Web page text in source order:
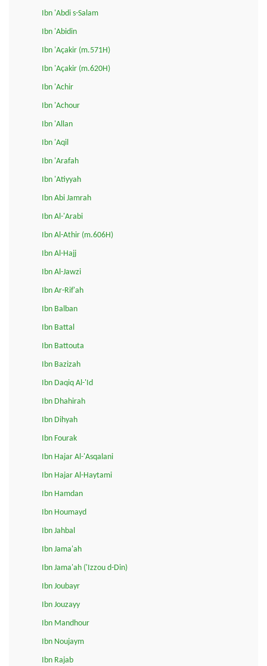
Ibn 'Abdi s-Salam
Ibn 'Abidin
Ibn 'Açakir (m.571H)
Ibn 'Açakir (m.620H)
Ibn 'Achir
Ibn 'Achour
Ibn 'Allan
Ibn 'Aqil
Ibn 'Arafah
Ibn 'Atiyyah
Ibn Abi Jamrah
Ibn Al-'Arabi
Ibn Al-Athir (m.606H)
Ibn Al-Hajj
Ibn Al-Jawzi
Ibn Ar-Rif'ah
Ibn Balban
Ibn Battal
Ibn Battouta
Ibn Bazizah
Ibn Daqiq Al-'Id
Ibn Dhahirah
Ibn Dihyah
Ibn Fourak
Ibn Hajar Al-'Asqalani
Ibn Hajar Al-Haytami
Ibn Hamdan
Ibn Houmayd
Ibn Jahbal
Ibn Jama'ah
Ibn Jama'ah ('Izzou d-Din)
Ibn Joubayr
Ibn Jouzayy
Ibn Mandhour
Ibn Noujaym
Ibn Rajab